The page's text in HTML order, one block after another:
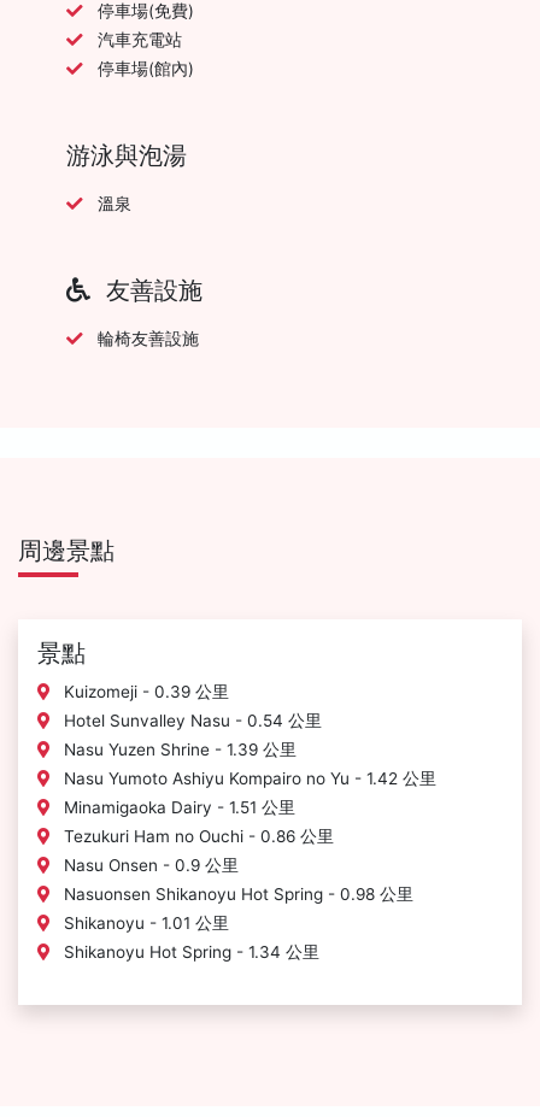
停車場(免費)
汽車充電站
停車場(館內)
游泳與泡湯
溫泉
友善設施
輪椅友善設施
周邊景點
景點
Kuizomeji - 0.39 公里
Hotel Sunvalley Nasu - 0.54 公里
Nasu Yuzen Shrine - 1.39 公里
Nasu Yumoto Ashiyu Kompairo no Yu - 1.42 公里
Minamigaoka Dairy - 1.51 公里
Tezukuri Ham no Ouchi - 0.86 公里
Nasu Onsen - 0.9 公里
Nasuonsen Shikanoyu Hot Spring - 0.98 公里
Shikanoyu - 1.01 公里
Shikanoyu Hot Spring - 1.34 公里